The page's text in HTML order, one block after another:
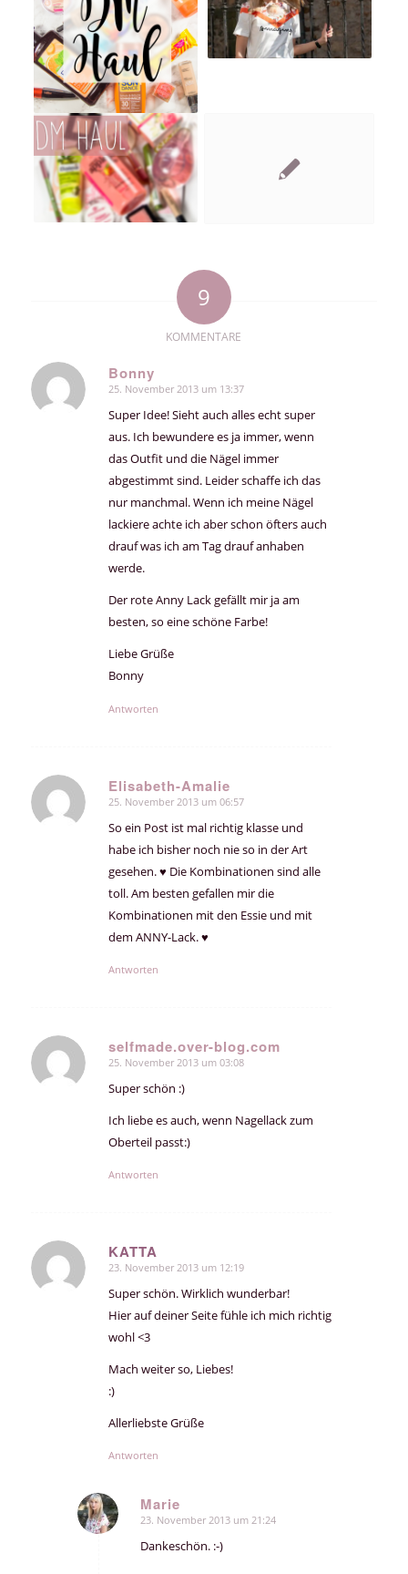
9
KOMMENTARE
Bonny
sagte:
25. November 2013 um 13:37
Super Idee! Sieht auch alles echt super
aus. Ich bewundere es ja immer, wenn
das Outfit und die Nägel immer
abgestimmt sind. Leider schaffe ich das
nur manchmal. Wenn ich meine Nägel
lackiere achte ich aber schon öfters auch
drauf was ich am Tag drauf anhaben
werde.
Der rote Anny Lack gefällt mir ja am
besten, so eine schöne Farbe!
Liebe Grüße
Bonny
Antworten
Elisabeth-Amalie
sagte:
25. November 2013 um 06:57
So ein Post ist mal richtig klasse und
habe ich bisher noch nie so in der Art
gesehen. ♥ Die Kombinationen sind alle
toll. Am besten gefallen mir die
Kombinationen mit den Essie und mit
dem ANNY-Lack. ♥
Antworten
selfmade.over-blog.com
sagte:
25. November 2013 um 03:08
Super schön :)
Ich liebe es auch, wenn Nagellack zum
Oberteil passt:)
Antworten
KATTA
sagte:
23. November 2013 um 12:19
Super schön. Wirklich wunderbar!
Hier auf deiner Seite fühle ich mich richtig
wohl <3
Mach weiter so, Liebes!
:)
Allerliebste Grüße
Antworten
Marie
sagte:
23. November 2013 um 21:24
Dankeschön. :-)